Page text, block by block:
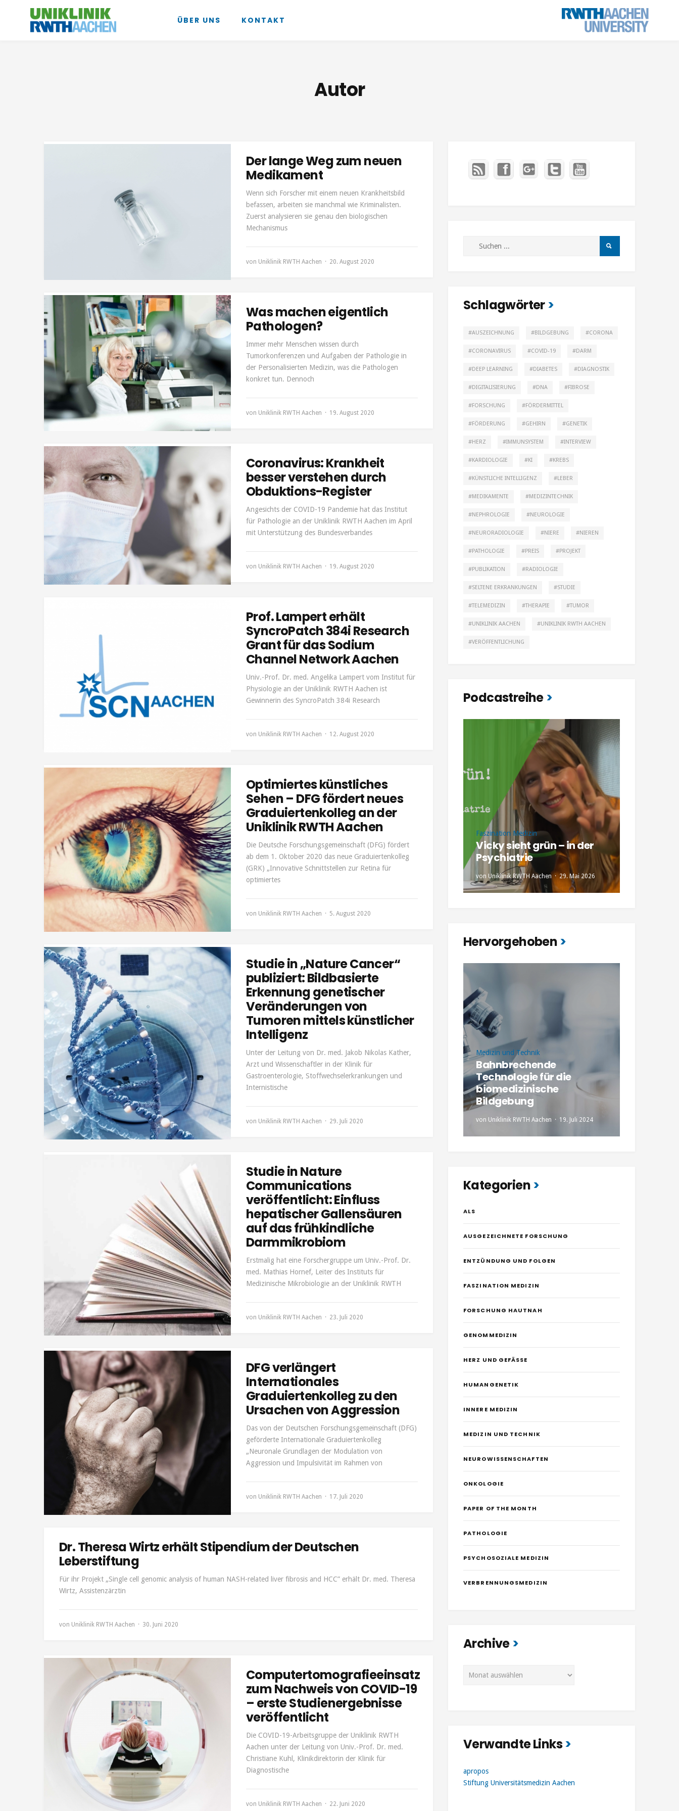
ÜBER UNS KONTAKT
Autor
Der lange Weg zum neuen
Medikament
Wenn sich Forscher mit einem neuen Krankheitsbild
befassen, arbeiten sie manchmal wie Kriminalisten.
Zuerst analysieren sie genau den biologischen
Mechanismus
von Uniklinik RWTH Aachen 20. August 2020
Was machen eigentlich
Pathologen?
Immer mehr Menschen wissen durch
Tumorkonferenzen und Aufgaben der Pathologie in
der Personalisierten Medizin, was die Pathologen
konkret tun. Dennoch
von Uniklinik RWTH Aachen 19. August 2020
Coronavirus: Krankheit
besser verstehen durch
Obduktions-Register
Angesichts der COVID-19 Pandemie hat das Institut
für Pathologie an der Uniklinik RWTH Aachen im April
mit Unterstützung des Bundesverbandes
von Uniklinik RWTH Aachen 19. August 2020
Prof. Lampert erhält
SyncroPatch 384i Research
Grant für das Sodium
Channel Network Aachen
Univ.-Prof. Dr. med. Angelika Lampert vom Institut für
Physiologie an der Uniklinik RWTH Aachen ist
Gewinnerin des SyncroPatch 384i Research
von Uniklinik RWTH Aachen 12. August 2020
Optimiertes künstliches
Sehen – DFG fördert neues
Graduiertenkolleg an der
Uniklinik RWTH Aachen
Die Deutsche Forschungsgemeinschaft (DFG) fördert
ab dem 1. Oktober 2020 das neue Graduiertenkolleg
(GRK) „Innovative Schnittstellen zur Retina für
optimiertes
von Uniklinik RWTH Aachen 5. August 2020
Studie in „Nature Cancer“
publiziert: Bildbasierte
Erkennung genetischer
Veränderungen von
Tumoren mittels künstlicher
Intelligenz
Unter der Leitung von Dr. med. Jakob Nikolas Kather,
Arzt und Wissenschaftler in der Klinik für
Gastroenterologie, Stoffwechselerkrankungen und
Internistische
von Uniklinik RWTH Aachen 29. Juli 2020
Studie in Nature
Communications
veröffentlicht: Einfluss
hepatischer Gallensäuren
auf das frühkindliche
Darmmikrobiom
Erstmalig hat eine Forschergruppe um Univ.-Prof. Dr.
med. Mathias Hornef, Leiter des Instituts für
Medizinische Mikrobiologie an der Uniklinik RWTH
von Uniklinik RWTH Aachen 23. Juli 2020
DFG verlängert
Internationales
Graduiertenkolleg zu den
Ursachen von Aggression
Das von der Deutschen Forschungsgemeinschaft (DFG)
geförderte Internationale Graduiertenkolleg
„Neuronale Grundlagen der Modulation von
Aggression und Impulsivität im Rahmen von
von Uniklinik RWTH Aachen 17. Juli 2020
Dr. Theresa Wirtz erhält Stipendium der Deutschen
Leberstiftung
Für ihr Projekt „Single cell genomic analysis of human NASH-related liver fibrosis and HCC” erhält Dr. med. Theresa
Wirtz, Assistenzärztin
von Uniklinik RWTH Aachen 30. Juni 2020
Computertomografieeinsatz
zum Nachweis von COVID-19
– erste Studienergebnisse
veröffentlicht
Die COVID-19-Arbeitsgruppe der Uniklinik RWTH
Aachen unter der Leitung von Univ.-Prof. Dr. med.
Christiane Kuhl, Klinikdirektorin der Klinik für
Diagnostische
von Uniklinik RWTH Aachen 22. Juni 2020
Schlagwörter
AUSZEICHNUNG BILDGEBUNG CORONA
CORONAVIRUS COVID-19 DARM
DEEP LEARNING DIABETES DIAGNOSTIK
DIGITALISIERUNG DNA FIBROSE
FORSCHUNG FÖRDERMITTEL
FÖRDERUNG GEHIRN GENETIK
HERZ IMMUNSYSTEM INTERVIEW
KARDIOLOGIE KI KREBS
KÜNSTLICHE INTELLIGENZ LEBER
MEDIKAMENTE MEDIZINTECHNIK
NEPHROLOGIE NEUROLOGIE
NEURORADIOLOGIE NIERE NIEREN
PATHOLOGIE PREIS PROJEKT
PUBLIKATION RADIOLOGIE
SELTENE ERKRANKUNGEN STUDIE
TELEMEDIZIN THERAPIE TUMOR
UNIKLINIK AACHEN UNIKLINIK RWTH AACHEN
VERÖFFENTLICHUNG
Podcastreihe
Faszination Medizin
Vicky sieht grün – in der
Psychiatrie
von Uniklinik RWTH Aachen 29. Mai 2026
Hervorgehoben
Medizin und Technik
Bahnbrechende
Technologie für die
biomedizinische
Bildgebung
von Uniklinik RWTH Aachen 19. Juli 2024
Kategorien
ALS
AUSGEZEICHNETE FORSCHUNG
ENTZÜNDUNG UND FOLGEN
FASZINATION MEDIZIN
FORSCHUNG HAUTNAH
GENOMMEDIZIN
HERZ UND GEFÄSSE
HUMANGENETIK
INNERE MEDIZIN
MEDIZIN UND TECHNIK
NEUROWISSENSCHAFTEN
ONKOLOGIE
PAPER OF THE MONTH
PATHOLOGIE
PSYCHOSOZIALE MEDIZIN
VERBRENNUNGSMEDIZIN
Archive
Verwandte Links
apropos
Stiftung Universitätsmedizin Aachen